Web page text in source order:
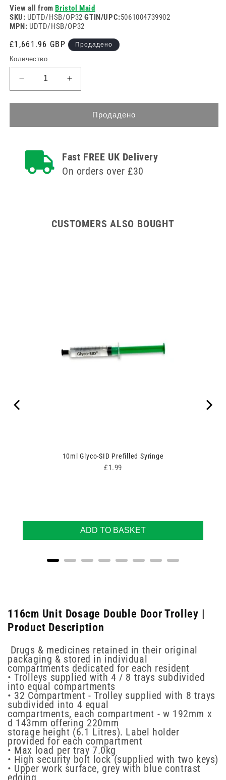
View all fromBristol Maid
SKU: UDTD/HSB/OP32GTIN/UPC:5061004739902
MPN: UDTD/HSB/OP32
Редовна
цена
£1,661.96 GBP Продадено
Количество
Намаляване
на
количеството
116cm
Double
Door
Увеличете
количеството
за
116cm
Unit
Door
Trolley
Продадено
Fast FREE UK Delivery
On orders over £30
CUSTOMERS ALSO BOUGHT
10ml Glyco-SID Prefilled Syringe
Price
£1.99
ADD TO BASKET
116cm Unit Dosage Double Door Trolley |
Product Description
Drugs & medicines retained in their original
packaging & stored in individual
compartments dedicated for each resident
• Trolleys supplied with 4 / 8 trays subdivided
into equal compartments
• 32 Compartment - Trolley supplied with 8 trays
subdivided into 4 equal
compartments, each compartment - w 192mm x
d 143mm offering 220mm
storage height (6.1 Litres). Label holder
provided for each compartment
• Max load per tray 7.0kg
• High security bolt lock (supplied with two keys)
• Upper work surface, grey with blue contrast
edging